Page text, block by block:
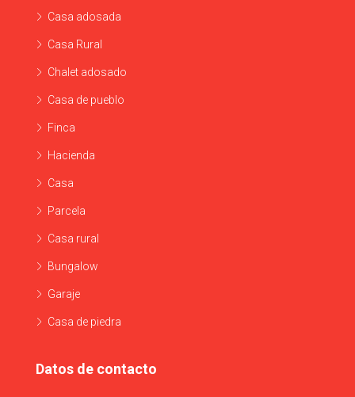
Casa adosada
Casa Rural
Chalet adosado
Casa de pueblo
Finca
Hacienda
Casa
Parcela
Casa rural
Bungalow
Garaje
Casa de piedra
Datos de contacto